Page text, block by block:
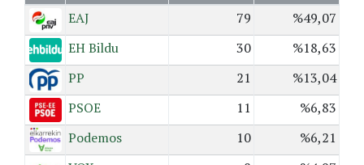
EAJ
79
%49,07
EH Bildu
30
%18,63
PP
21
%13,04
PSOE
11
%6,83
Podemos
10
%6,21